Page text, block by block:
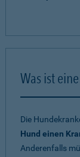
Was ist
Die
Hund einen
Anderenfalls